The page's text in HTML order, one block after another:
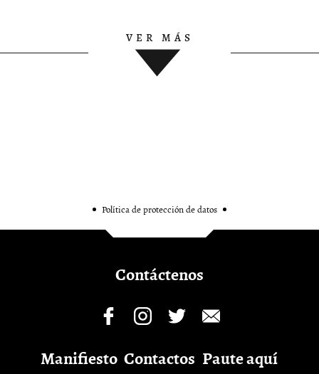
VER MÁS
Política de protección de datos
Contáctenos
Manifiesto Contactos Paute aquí